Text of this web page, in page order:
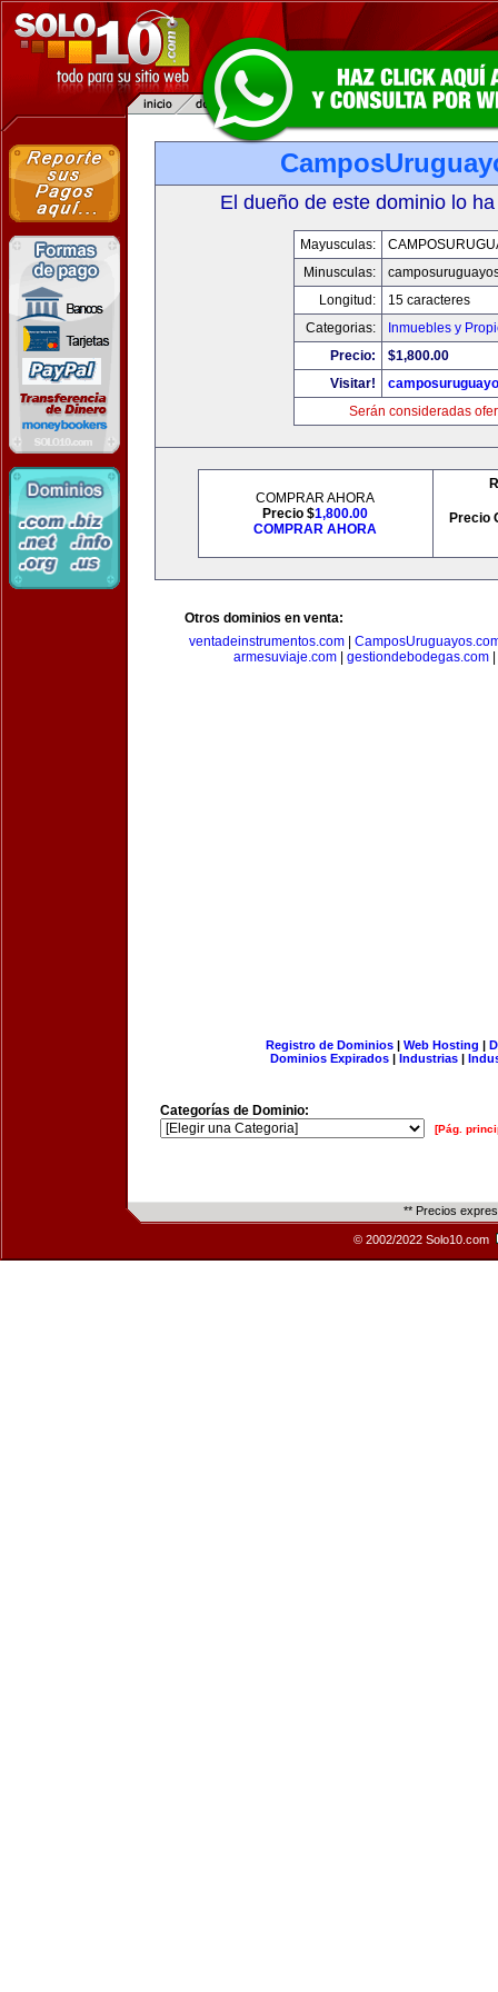
El dueño de este dominio lo
Mayusculas:
Minusculas:
Longitud:
15 caracteres
Categorias:
Inmuebles y
Precio:
$1,800.00
Visitar!
Serán consideradas
COMPRAR AHORA
Precio $1,800.00
COMPRAR AHORA
Precio
Otros dominios en venta:
ventadeinstrumentos.com
armesuviaje.com| gestiondebodegas.com|
Registro de Dominios| Web Hosting |
Dominios Expirados | Industrias |
Categorías de Dominio:
[Pág.
** Precios
© 2002/2022 Solo10.com